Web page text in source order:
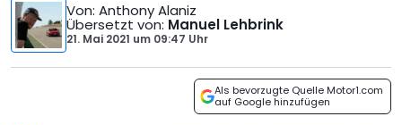
Von: Anthony Alaniz
Übersetzt von: Manuel Lehbrink
21. Mai 2021 um 09:47 Uhr
Als bevorzugte Quelle Motor1.com
auf Google hinzufügen